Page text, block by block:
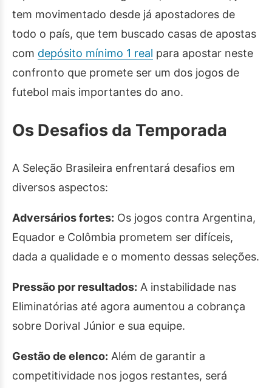
tem movimentado desde já apostadores de
todo o país, que tem buscado casas de apostas
com depósito mínimo 1 real para apostar neste
confronto que promete ser um dos jogos de
futebol mais importantes do ano.
Os Desafios da Temporada
A Seleção Brasileira enfrentará desafios em
diversos aspectos:
Adversários fortes: Os jogos contra Argentina,
Equador e Colômbia prometem ser difíceis,
dada a qualidade e o momento dessas seleções.
Pressão por resultados: A instabilidade nas
Eliminatórias até agora aumentou a cobrança
sobre Dorival Júnior e sua equipe.
Gestão de elenco: Além de garantir a
competitividade nos jogos restantes, será